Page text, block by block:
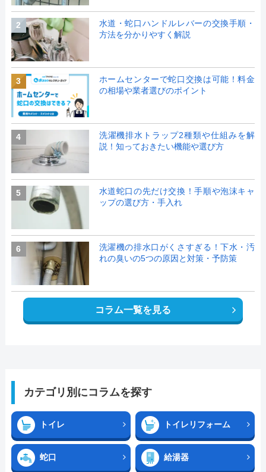
2
水道・蛇口ハンドルレバーの交換手順・
方法を分かりやすく解説
3
ホームセンターで蛇口交換は可能！料金
の相場や業者選びのポイント
4
洗濯機排水トラップ2種類や仕組みを解
説！知っておきたい機能や選び方
5
水道蛇口の先だけ交換！手順や泡沫キャ
ップの選び方・手入れ
6
洗濯機の排水口がくさすぎる！下水・汚
れの臭いの5つの原因と対策・予防策
コラム一覧を見る
カテゴリ別にコラムを探す
トイレ トイレリフォーム
蛇口 給湯器